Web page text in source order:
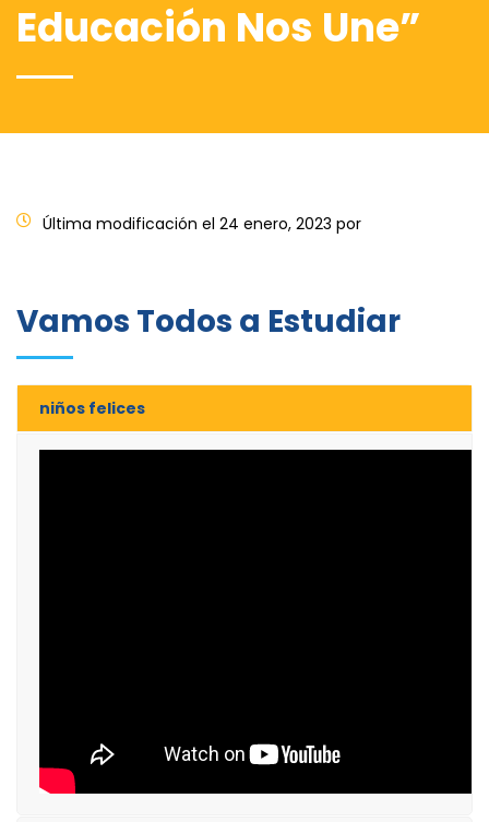
Educación Nos Une”
Última modificación el 24 enero, 2023 por
Vamos Todos a Estudiar
niños felices